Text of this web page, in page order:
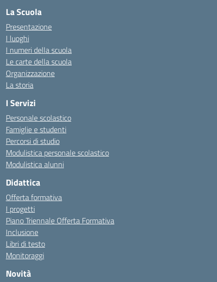
La Scuola
Presentazione
I luoghi
I numeri della scuola
Le carte della scuola
Organizzazione
La storia
I Servizi
Personale scolastico
Famiglie e studenti
Percorsi di studio
Modulistica personale scolastico
Modulistica alunni
Didattica
Offerta formativa
I progetti
Piano Triennale Offerta Formativa
Inclusione
Libri di testo
Monitoraggi
Novità